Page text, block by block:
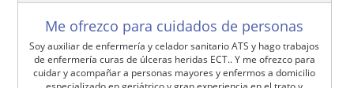
Me ofrezco para cuidados de personas
Soy auxiliar de enfermería y celador sanitario ATS y hago trabajos
de enfermería curas de úlceras heridas ECT.. Y me ofrezco para
cuidar y acompañar a personas mayores y enfermos a domicilio